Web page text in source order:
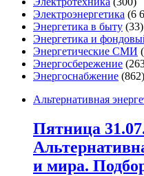
Электроэнергетика (6
Энергетика в быту (33)
Энергетика и
Энергетические СМИ
Энергосбережение
Энергоснабжение (862)
Альтернативная
Пятница
и мира.